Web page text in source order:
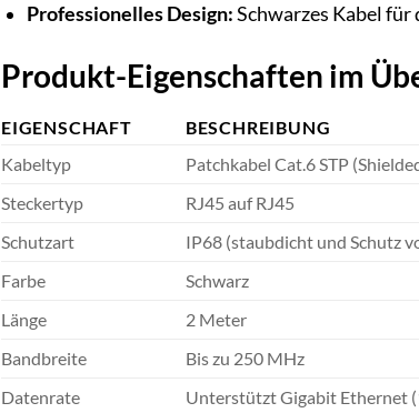
Professionelles Design:Schwarzes Kabel
Produkt-Eigenschaften im
EIGENSCHAFT
BESCHREIBUNG
Kabeltyp
Patchkabel Cat.6 STP
Steckertyp
RJ45 auf RJ45
Schutzart
IP68 (staubdicht und Schutz
Farbe
Schwarz
Länge
2 Meter
Bandbreite
Bis zu 250 MHz
Datenrate
Unterstützt Gigabit Ethernet